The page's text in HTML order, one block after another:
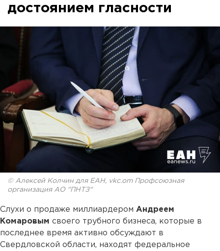
достоянием гласности
© Алексей Колчин для ЕАН, vkc.om Профсоюзная
организация АО "ПНТЗ"
Слухи о продаже миллиардером Андреем
Комаровым своего трубного бизнеса, которые в
последнее время активно обсуждают в
Свердловской области, находят федеральное